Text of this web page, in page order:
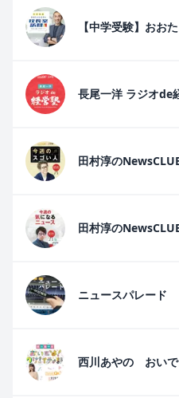
【中学受験】おお
長尾一洋 ラジオde
田村淳の
田村淳の
ニュースパレード
西川あやの おいで